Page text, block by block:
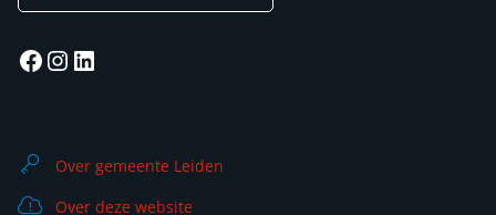
Facebook
Instagram
LinkedIn
Over gemeente Leiden
Over deze website